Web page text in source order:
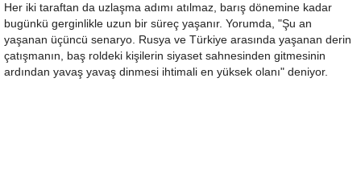
Her iki taraftan da uzlaşma adımı atılmaz, barış dönemine kadar
bugünkü gerginlikle uzun bir süreç yaşanır. Yorumda, "Şu an
yaşanan üçüncü senaryo. Rusya ve Türkiye arasında yaşanan derin
çatışmanın, baş roldeki kişilerin siyaset sahnesinden gitmesinin
ardından yavaş yavaş dinmesi ihtimali en yüksek olanı" deniyor.